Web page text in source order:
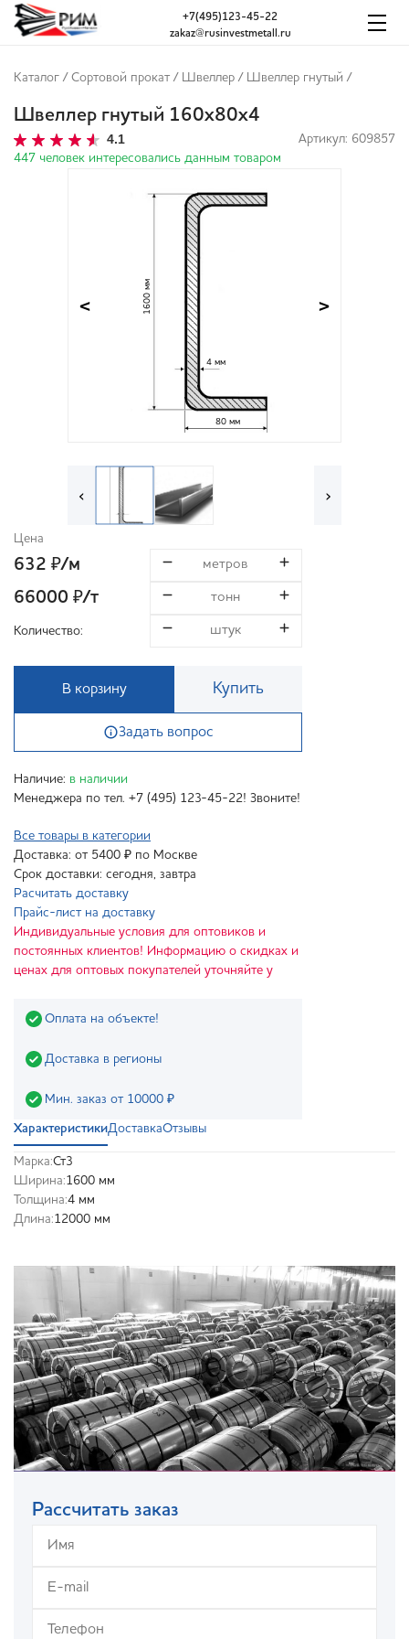
zakaz@rusinvestmetall.ru
+7(495)123-45-22
Каталог / Сортовой прокат / Швеллер / Швеллер гнутый /
Швеллер гнутый 160х80х4
4.1
Артикул: 609857
447 человек интересовались данным товаром
1600 мм
80 мм
4 мм
< >
‹ ›
Цена
632 ₽/м
66000 ₽/т
Количество:
В корзину Купить
Задать вопрос
Наличие: в наличии
Менеджера по тел. +7 (495) 123-45-22! Звоните!
Все товары в категории
Доставка: от 5400 ₽ по Москве
Срок доставки: сегодня, завтра
Расчитать доставку
Прайс-лист на доставку
Индивидуальные условия для оптовиков и
постоянных клиентов! Информацию о скидках и
ценах для оптовых покупателей уточняйте у
Оплата на объекте!
Доставка в регионы
Мин. заказ от 10000 ₽
ХарактеристикиДоставкаОтзывы
Марка:Ст3
Ширина:1600 мм
Толщина:4 мм
Длина:12000 мм
Рассчитать заказ